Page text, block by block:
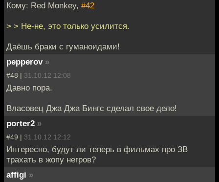
Кому: Red Monkey, #42
> > Не-не, это только усилится.
Даёшь браки с гуманоидами!
pepperov »
#48 | 31.10.12 12:08
Давно пора.
Власовец Джа Джа Бингс сделал свое дело!
porter2 »
#49 | 31.10.12 12:12
Интересно, будут ли теперь в фильмах про ЗВ
трахать в жопу негров?
affigi »